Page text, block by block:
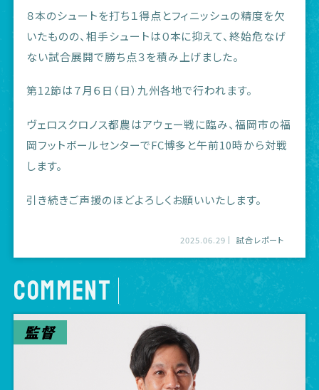
８本のシュートを打ち１得点とフィニッシュの精度を欠
いたものの、相手シュートは０本に抑えて、終始危なげ
ない試合展開で勝ち点３を積み上げました。
第12節は７月６日（日）九州各地で行われます。
ヴェロスクロノス都農はアウェー戦に臨み、福岡市の福
岡フットボールセンターでFC博多と午前10時から対戦
します。
引き続きご声援のほどよろしくお願いいたします。
2025.06.29 試合レポート
COMMENT
監督